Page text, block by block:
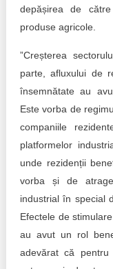
depășirea de
produse agricole.
”Creșterea
parte, afluxului de
însemnătate au
Este vorba de
companiile
platformelor
unde rezidenții
vorba și de
industrial în special
Efectele de
au avut un rol
adevărat că pentru